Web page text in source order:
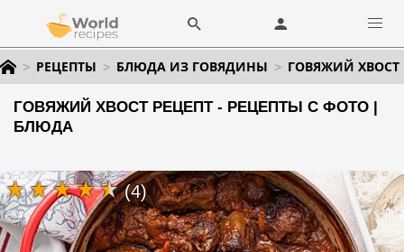
РЕЦЕПТЫ БЛЮДА ИЗ ГОВЯДИНЫ ГОВЯЖИЙ ХВОСТ
ГОВЯЖИЙ ХВОСТ РЕЦЕПТ - РЕЦЕПТЫ С ФОТО |
БЛЮДА
(4)